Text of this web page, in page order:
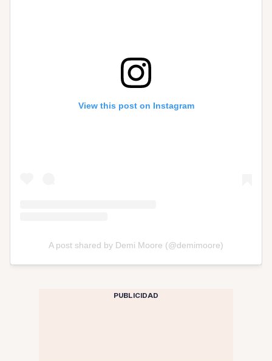
View this post on Instagram
A post shared by Demi Moore (@demimoore)
PUBLICIDAD